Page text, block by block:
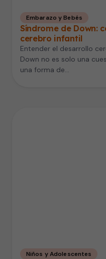
Embarazo y Bebés
Síndrome de Down:
cerebro infantil
Entender el desarrollo
Down no es solo una
una forma de…
Niños y Adolescentes